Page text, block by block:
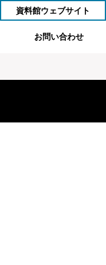
資料館ウェブサイト
お問い合わせ